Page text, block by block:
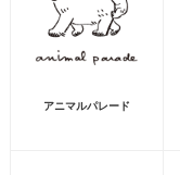
アニマルパレード